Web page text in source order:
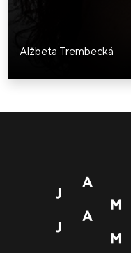
Alžbeta Trembecká